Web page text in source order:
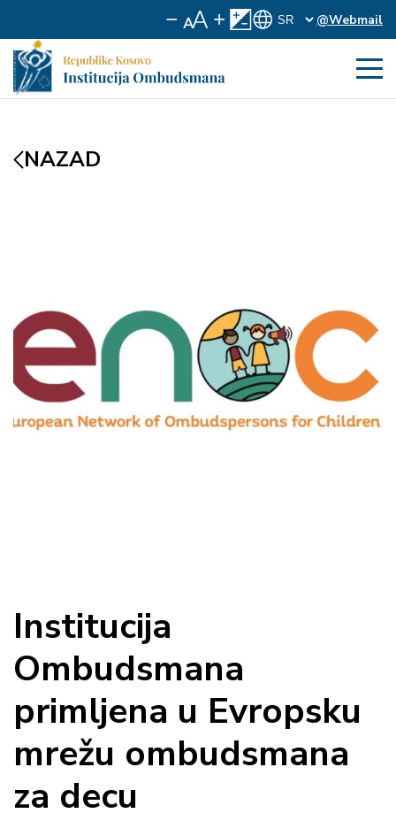
@Webmail
NAZAD
Institucija
Ombudsmana
primljena u Evropsku
mrežu ombudsmana
za decu